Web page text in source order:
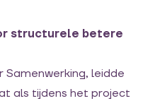
structurele betere
Samenwerking, leidde
als tijdens het project